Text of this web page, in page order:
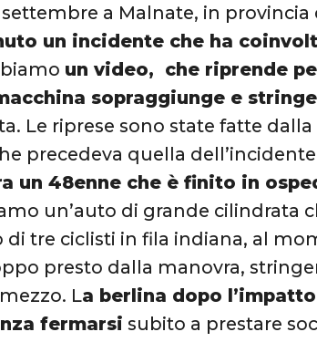
a Malnate, in provincia
un incidente che ha
un video, che riprende
sopraggiunge e
Le riprese sono state fatte
precedeva quella
un 48enne che è finito in
un’auto di grande cilindrata
di tre ciclisti in fila indiana, al
presto dalla manovra,
La berlina dopo
fermarsi subito a prestare